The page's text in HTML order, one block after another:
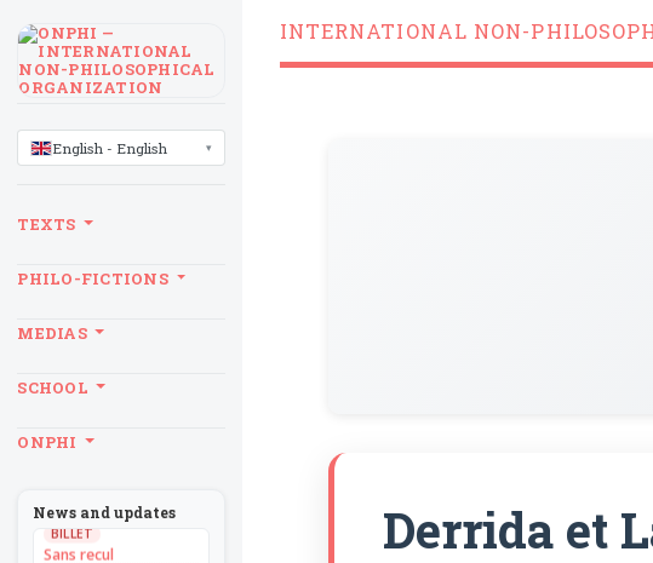
INTERNATIONAL NON-
Derrida et
LANGUAGE
English - English
TEXTS
PHILO-FICTIONS
MEDIAS
SCHOOL
ONPHI
News and updates
BILLET
Sans recul